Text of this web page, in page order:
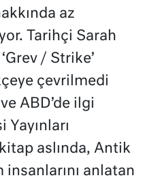
az
Tarihçi Sarah
/ Strike’
çevrilmedi
ABD’de ilgi
Yayınları
aslında, Antik
insanlarını anlatan